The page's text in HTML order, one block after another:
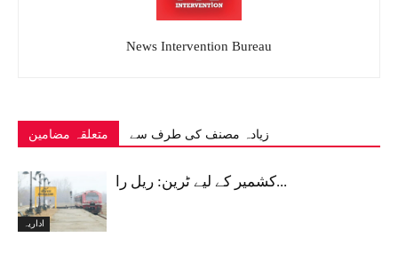
News Intervention Bureau
متعلقہ مضامین زیادہ مصنف کی طرف سے
اداریہ
کشمیر کے لیے ٹرین: ریل را...